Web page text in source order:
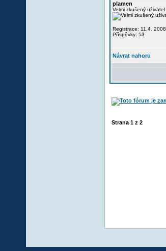
plamen
Velmi zkušený uživatel
Registrace: 11.4. 2008
Příspěvky: 53
Návrat nahoru
Strana 1 z 2